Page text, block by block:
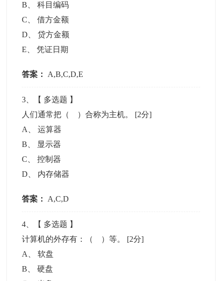
B 、科目编码
C 、借方金额
D 、贷方金额
E 、凭证日期
答案： A,B,C,D,E
3 、【 多选题 】
人们通常把（ ）合称为主机。 [2分]
A
、运算器
B
显示器
C 、控制器
D
内存储器
答案： A,C,D
4 、【 多选题 】
计算机的外存有：（ ）等。 [2分]
A
、软盘
B 、硬盘